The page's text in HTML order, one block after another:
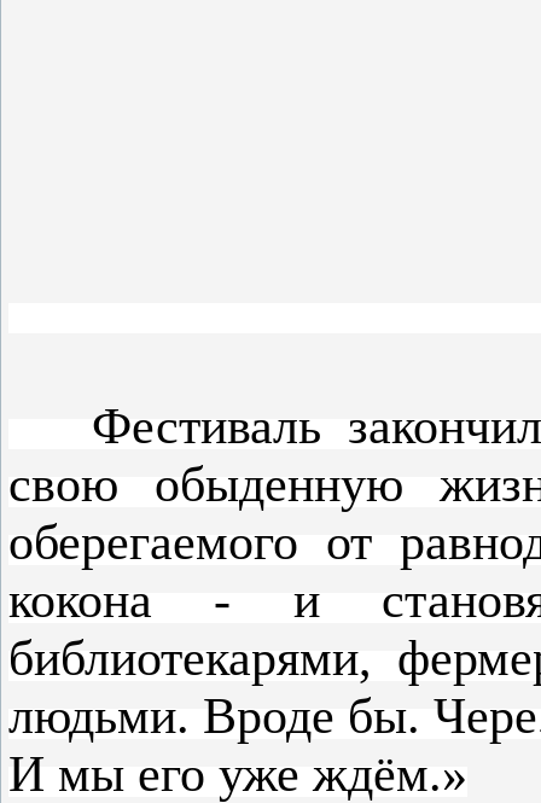
Фестиваль
свою обыденную
оберегаемого от
кокона - и
библиотекарями,
людьми. Вроде бы.
И мы его уже ждём.»